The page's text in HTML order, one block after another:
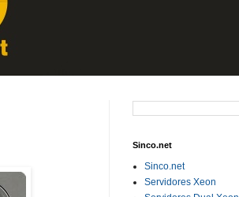
Sinco.net
Sinco.net
Servidores Xeon